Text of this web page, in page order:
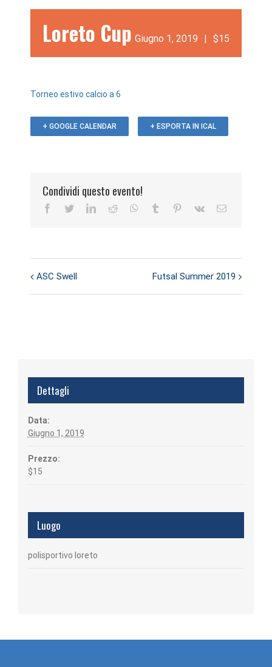
Loreto Cup Giugno 1, 2019 | $15
Torneo estivo calcio a 6
+ GOOGLE CALENDAR + ESPORTA IN ICAL
Condividi questo evento!
Facebook
TwitterLinkedIn
Reddit WhatsApp
Tumblr Pinterest
Vk Email
Evento
Navigazione
ASC Swell Futsal Summer 2019
Dettagli
Data:
Giugno 1, 2019
Prezzo:
$15
Luogo
polisportivo loreto